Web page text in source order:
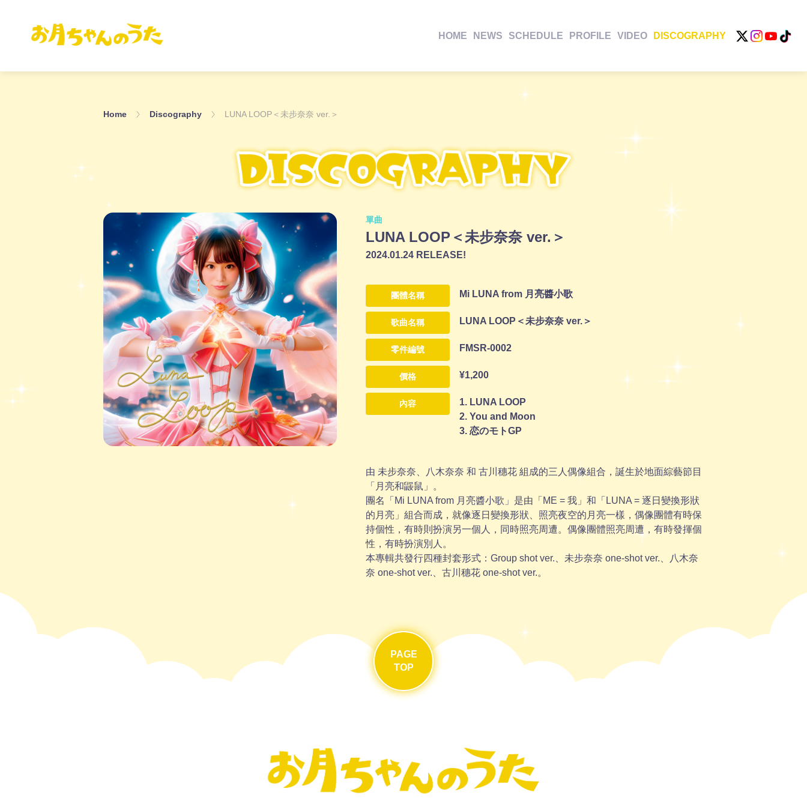
HOME NEWS SCHEDULE PROFILE VIDEO DISCOGRAPHY
Home Discography LUNA LOOP＜未步奈奈 ver.＞
單曲
LUNA LOOP＜未步奈奈 ver.＞
2024.01.24 RELEASE!
團體名稱 Mi LUNA from 月亮醬小歌
歌曲名稱 LUNA LOOP＜未步奈奈 ver.＞
零件編號 FMSR-0002
價格 ¥1,200
內容
1. LUNA LOOP
2. You and Moon
3. 恋のモトGP
由 未步奈奈、八木奈奈 和 古川穗花 組成的三人偶像組合，誕生於地面綜藝節目
「月亮和鼹鼠」。
團名「Mi LUNA from 月亮醬小歌」是由「ME = 我」和「LUNA = 逐日變換形狀
的月亮」組合而成，就像逐日變換形狀、照亮夜空的月亮一樣，偶像團體有時保
持個性，有時則扮演另一個人，同時照亮周遭。偶像團體照亮周遭，有時發揮個
性，有時扮演別人。
本專輯共發行四種封套形式：Group shot ver.、未步奈奈 one-shot ver.、八木奈
奈 one-shot ver.、古川穗花 one-shot ver.。
PAGE
TOP